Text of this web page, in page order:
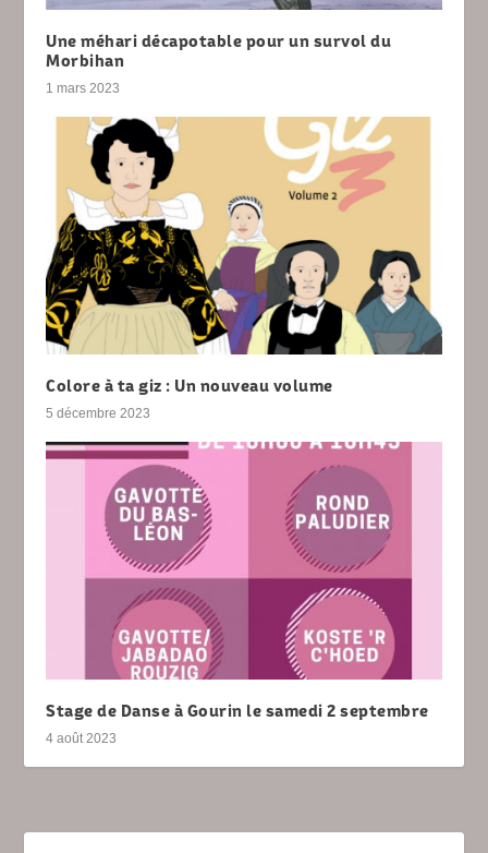
Une méhari décapotable pour un survol du
Morbihan
1 mars 2023
Colore à ta giz : Un nouveau volume
5 décembre 2023
Stage de Danse à Gourin le samedi 2 septembre
4 août 2023